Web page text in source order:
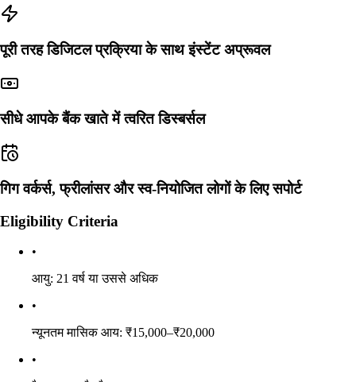
पूरी तरह डिजिटल प्रक्रिया के साथ इंस्टेंट अप्रूवल
सीधे आपके बैंक खाते में त्वरित डिस्बर्सल
गिग वर्कर्स, फ्रीलांसर और स्व-नियोजित लोगों के लिए सपोर्ट
Eligibility Criteria
•
आयु: 21 वर्ष या उससे अधिक
•
न्यूनतम मासिक आय: ₹15,000–₹20,000
•